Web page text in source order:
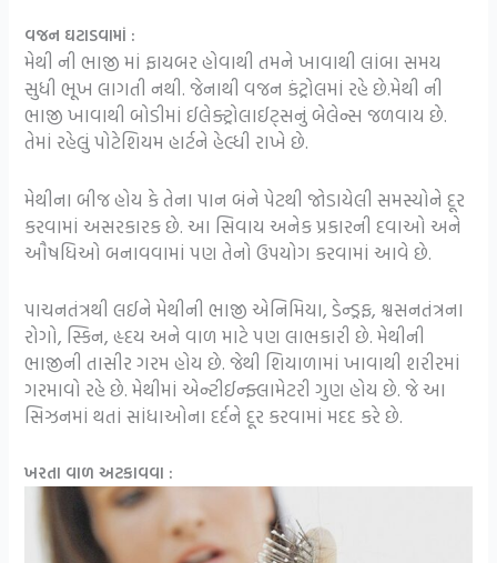
વજન ઘટાડવામાં :
મેથી ની ભાજી માં ફાયબર હોવાથી તમને ખાવાથી લાંબા સમય
સુધી ભૂખ લાગતી નથી. જેનાથી વજન કંટ્રોલમાં રહે છે.મેથી ની
ભાજી ખાવાથી બોડીમાં ઈલેક્ટ્રોલાઈટ્સનું બેલેન્સ જળવાય છે.
તેમાં રહેલું પોટેશિયમ હાર્ટને હેલ્ધી રાખે છે.
મેથીના બીજ હોય કે તેના પાન બંને પેટથી જોડાયેલી સમસ્યોને દૂર
કરવામાં અસરકારક છે. આ સિવાય અનેક પ્રકારની દવાઓ અને
ઔષધિઓ બનાવવામાં પણ તેનો ઉપયોગ કરવામાં આવે છે.
પાચનતંત્રથી લઈને મેથીની ભાજી એનિમિયા, ડેન્ડ્રફ, શ્વસનતંત્રના
રોગો, સ્કિન, હૃદય અને વાળ માટે પણ લાભકારી છે. મેથીની
ભાજીની તાસીર ગરમ હોય છે. જેથી શિયાળામાં ખાવાથી શરીરમાં
ગરમાવો રહે છે. મેથીમાં એન્ટીઈન્ફ્લામેટરી ગુણ હોય છે. જે આ
સિઝનમાં થતાં સાંધાઓના દર્દને દૂર કરવામાં મદદ કરે છે.
ખરતા વાળ અટકાવવા :